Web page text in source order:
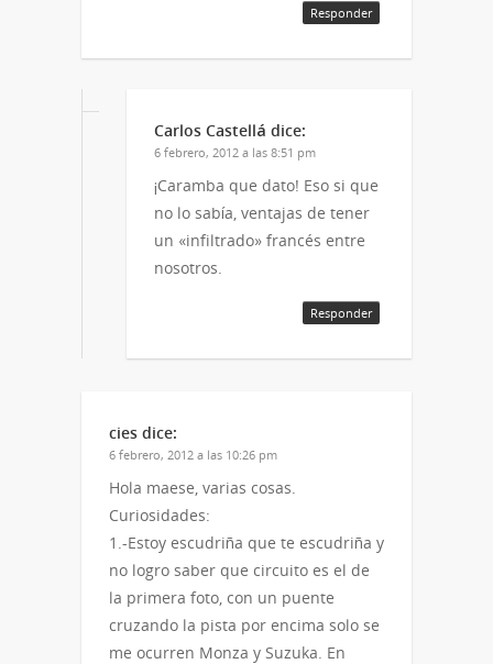
Responder
Carlos Castellá dice:
6 febrero, 2012 a las 8:51 pm
¡Caramba que dato! Eso si que
no lo sabía, ventajas de tener
un «infiltrado» francés entre
nosotros.
Responder
cies dice:
6 febrero, 2012 a las 10:26 pm
Hola maese, varias cosas.
Curiosidades:
1.-Estoy escudriña que te escudriña y
no logro saber que circuito es el de
la primera foto, con un puente
cruzando la pista por encima solo se
me ocurren Monza y Suzuka. En